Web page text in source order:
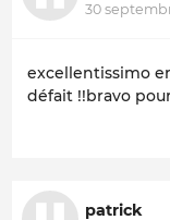
30
excellentissimo
défait !!bravo
patrick